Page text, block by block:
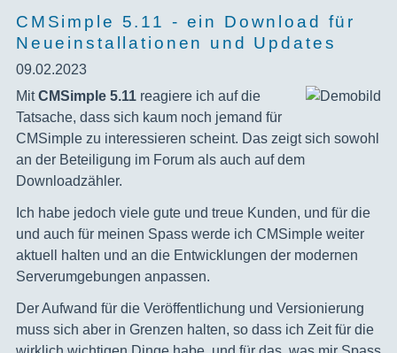
CMSimple 5.11 - ein Download für
Neueinstallationen und Updates
09.02.2023
‍MitCMSimple 5.11reagiere ich auf die
Tatsache, dass sich kaum noch jemand für
CMSimple zu interessieren scheint. Das zeigt sich sowohl
an der Beteiligung im Forum als auch auf dem
Downloadzähler.
Ich habe jedoch viele gute und treue Kunden, und für die
und auch für meinen Spass werde ich CMSimple weiter
aktuell halten und an die Entwicklungen der modernen
Serverumgebungen anpassen.
Der Aufwand für die Veröffentlichung und Versionierung
muss sich aber in Grenzen halten, so dass ich Zeit für die